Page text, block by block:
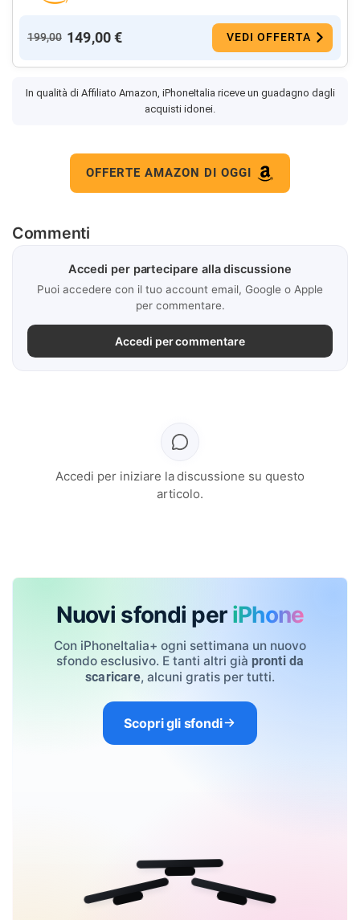
199,00 149,00 € VEDI OFFERTA
In qualità di Affiliato Amazon, iPhoneItalia riceve un guadagno dagli
acquisti idonei.
OFFERTE AMAZON DI OGGI
Commenti
Accedi per partecipare alla discussione
Puoi accedere con il tuo account email, Google o Apple
per commentare.
Accedi per commentare
Accedi per iniziare la discussione su questo
articolo.
Nuovi sfondi per iPhone
Con iPhoneItalia+ ogni settimana un nuovo
sfondo esclusivo. E tanti altri già pronti da
scaricare, alcuni gratis per tutti.
Scopri gli sfondi